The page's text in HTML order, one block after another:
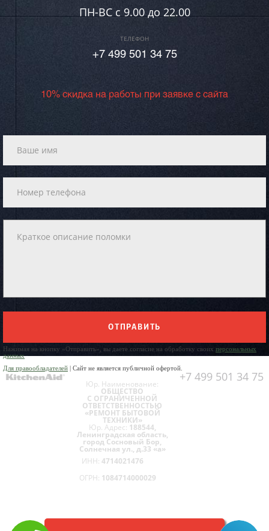
ПН-ВC c 9.00 до 22.00
ТЕЛЕФОН
+7 499 501 34 75
10% скидка на работы при заявке с сайта
ОТПРАВИТЬ
Нажимая на кнопку «Отправить», вы даете согласие на обработку своих персональных
данных
Для правообладателей | Сайт не является публичной офертой.
+7 499 501 34 75
Юр. Наименование:
ОБЩЕСТВО
С ОГРАНИЧЕННОЙ
ОТВЕТСТВЕННОСТЬЮ
«РЕМОНТ БЫТОВОЙ
ТЕХНИКИ»
Юр. Адрес: 188544,
Ленинградская область,
город Сосновый Бор,
Солнечная ул., д.33 «а»
ИНН: 4714021476
ОГРН: 1084714000029